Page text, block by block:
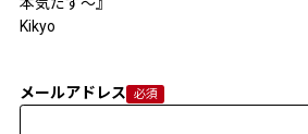
Kikyo
メールアドレス